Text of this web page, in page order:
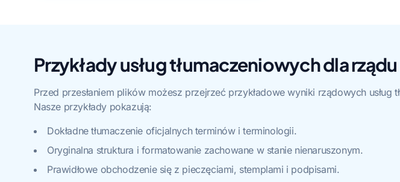
Przykłady usług tłumaczeniowych dla rządu
Przed przesłaniem plików możesz przejrzeć przykładowe wyniki rządowych
Nasze przykłady pokazują:
Dokładne tłumaczenie oficjalnych terminów i terminologii.
Oryginalna struktura i formatowanie zachowane w stanie nienaruszonym.
Prawidłowe obchodzenie się z pieczęciami, stemplami i podpisami.